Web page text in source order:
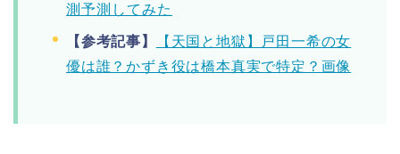
測予測してみた
【参考記事】
【天国と地獄】戸田一希の女
優は誰？かずき役は橋本真実で特定？画像